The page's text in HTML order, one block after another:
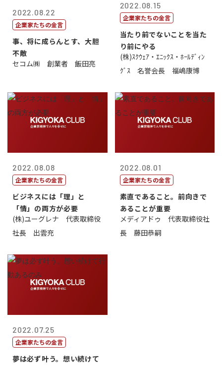
2022.08.22
企業家たちの金言
事、将に成らんとす、大胆
不敵
セコム㈱ 創業者 飯田亮
2022.08.15
企業家たちの金言
当たり前でないことを当た
り前にやる
(株)ｽｸｳｪｱ・ｴﾆｯｸｽ・ﾎｰﾙﾃﾞｨﾝ
ｸﾞｽ 名誉会長 福嶋康博
2022.08.08
企業家たちの金言
ビジネスには「理」と
「情」の両方が必要
(株)ユーグレナ 代表取締役
社長 出雲充
2022.08.01
企業家たちの金言
素直であること。前向きで
あることが重要
メディアドゥ 代表取締役社
長 藤田恭嗣
2022.07.25
企業家たちの金言
夢は必ず叶う。想い続けて